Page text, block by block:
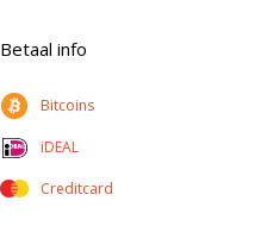
Betaal info
Bitcoins
iDEAL
Creditcard